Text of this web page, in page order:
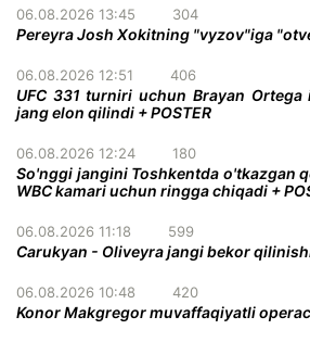
06.08.2026 13:45 304
Pereyra Josh Xokitning "vyzov"iga
06.08.2026 12:51 406
UFC 331 turniri uchun Brayan Ortega
jang elon qilindi + POSTER
06.08.2026 12:24 180
So'nggi jangini Toshkentda o'tkazgan
WBC kamari uchun ringga chiqadi +
06.08.2026 11:18 599
Carukyan - Oliveyra jangi bekor
06.08.2026 10:48 420
Konor Makgregor muvaffaqiyatli